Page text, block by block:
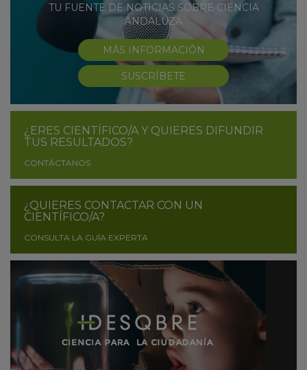
TU FUENTE DE NOTICIAS SOBRE CIENCIA
ANDALUZA
MÁS INFORMACIÓN
SUSCRÍBETE
¿ERES CIENTÍFICO/A Y QUIERES DIFUNDIR
TUS RESULTADOS?
CONTÁCTANOS
¿QUIERES CONTACTAR CON UN
CIENTÍFICO/A?
CONSULTA LA GUÍA EXPERTA